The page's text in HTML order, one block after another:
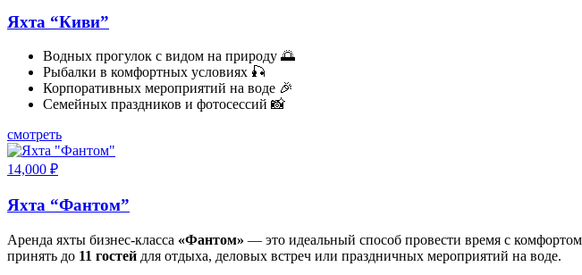
Яхта “Киви”
Водных прогулок с видом на природу 🌅
Рыбалки в комфортных условиях 🎣
Корпоративных мероприятий на воде 🎉
Семейных праздников и фотосессий 📸
смотреть
14,000 ₽
Яхта “Фантом”
Аренда яхты бизнес-класса «Фантом» — это идеальный способ провести время с
принять до 11 гостей для отдыха, деловых встреч или праздничных мероприятий на воде.